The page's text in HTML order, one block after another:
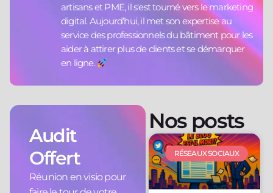
artisans et PME, il s'est tourné vers le marketing
digital. Aujourd’hui, il met son expertise au
service des professionnels du bâtiment pour les
aider à attirer plus de clients et se démarquer
en ligne.
Audit
Offert
Réunion en visio pour
Nos posts
RÉSEAUX SOCIAUX